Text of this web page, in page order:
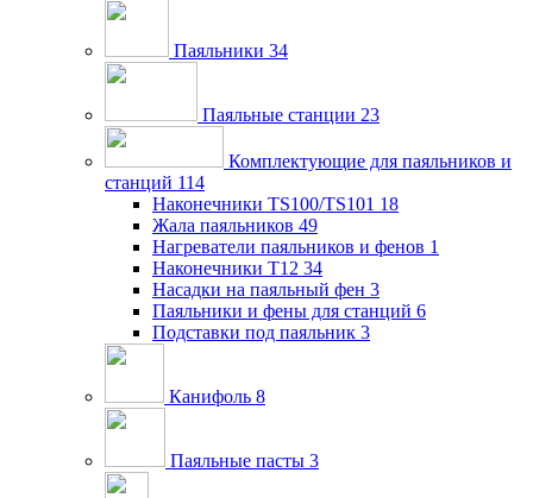
Паяльники 34
Паяльные станции 23
Комплектующие для паяльников и
станций 114
Наконечники TS100/TS101 18
Жала паяльников 49
Нагреватели паяльников и фенов 1
Наконечники T12 34
Насадки на паяльный фен 3
Паяльники и фены для станций 6
Подставки под паяльник 3
Канифоль 8
Паяльные пасты 3